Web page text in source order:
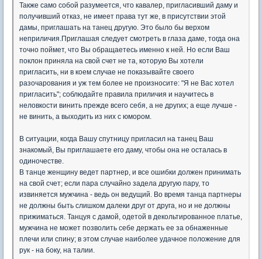
Также само собой разумеется, что кавалер, пригласивший даму и
получивший отказ, не имеет права тут же, в присутствии этой
дамы, приглашать на танец другую. Это было бы верхом
неприличия.Приглашая следует смотреть в глаза даме, тогда она
точно поймет, что Вы обращаетесь именно к ней. Но если Ваш
поклон приняла на свой счет не та, которую Вы хотели
пригласить, ни в коем случае не показывайте своего
разочарования и уж тем более не произносите: "Я не Вас хотел
пригласить"; соблюдайте правила приличия и научитесь в
неловкости винить прежде всего себя, а не других; а еще лучше -
не винить, а выходить из них с юмором.
В ситуации, когда Вашу спутницу пригласил на танец Ваш
знакомый, Вы приглашаете его даму, чтобы она не осталась в
одиночестве.
В танце женщину ведет партнер, и все ошибки должен принимать
на свой счет; если пара случайно задела другую пару, то
извиняется мужчина - ведь он ведущий. Во время танца партнеры
не должны быть слишком далеки друг от друга, но и не должны
прижиматься. Танцуя с дамой, одетой в декольтированное платье,
мужчина не может позволить себе держать ее за обнаженные
плечи или спину; в этом случае наиболее удачное положение для
рук - на боку, на талии.